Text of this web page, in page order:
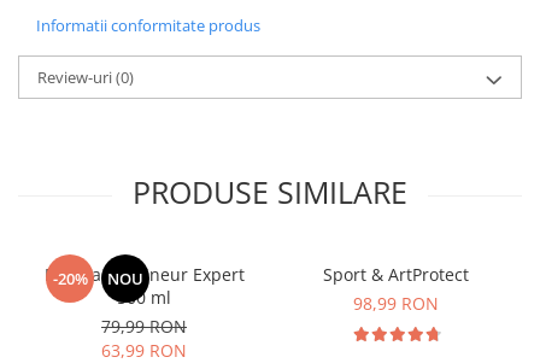
Informatii conformitate produs
Review-uri(0)
PRODUSE SIMILARE
-20% NOU
Manhaē Draineur Expert
500 ml
79,99 RON
63,99 RON
Sport & ArtProtect
98,99 RON